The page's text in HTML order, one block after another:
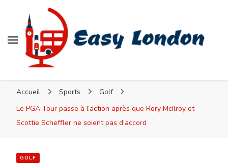
Accueil Sports
Golf
Le PGA Tour passe à l’action après que Rory McIlroy et
Scottie Scheffler ne soient pas d’accord
GOLF